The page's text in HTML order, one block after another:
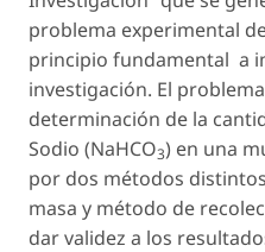
problema experimental
principio fundamental a
investigación. El
determinación de la
Sodio (NaHCO3) en una
por dos métodos
masa y método de
dar validez a los